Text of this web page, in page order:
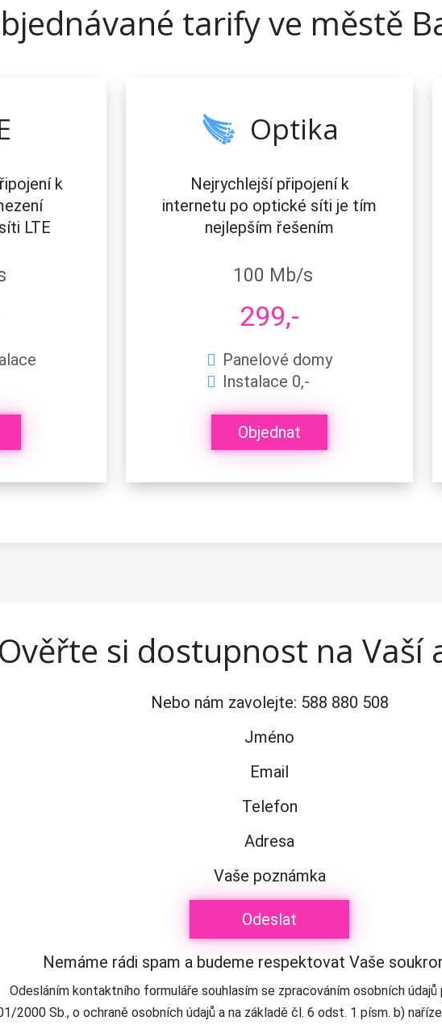
tarify ve městě
k
LTE
Optika
Nejrychlejší připojení k
internetu po optické síti je tím
nejlepším řešením
100 Mb/s
299,-
Panelové domy
Instalace 0,-
Objednat
Ověřte si dostupnost na Vaší
Nebo nám zavolejte: 588 880 508
Jméno
Email
Telefon
Adresa
Vaše poznámka
Nemáme rádi spam a budeme respektovat Vaše
Odesláním kontaktního formuláře souhlasím se zpracováním osobních údajů
2000 Sb., o ochraně osobních údajů a na základě čl. 6 odst. 1 písm. b)